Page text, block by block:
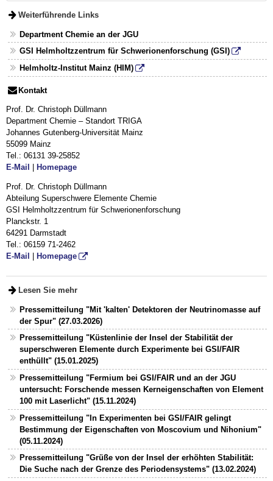
Weiterführende Links
Department Chemie an der JGU
GSI Helmholtzzentrum für Schwerionenforschung (GSI)
Helmholtz-Institut Mainz (HIM)
Kontakt
Prof. Dr. Christoph Düllmann
Department Chemie – Standort TRIGA
Johannes Gutenberg-Universität Mainz
55099 Mainz
Tel.: 06131 39-25852
E-Mail
Homepage
Prof. Dr. Christoph Düllmann
Abteilung Superschwere Elemente Chemie
GSI Helmholtzzentrum für Schwerionenforschung
Planckstr. 1
64291 Darmstadt
Tel.: 06159 71-2462
E-Mail
Homepage
Lesen Sie mehr
Pressemitteilung "Mit 'kalten' Detektoren der Neutrinomasse auf
der Spur" (27.03.2026)
Pressemitteilung "Küstenlinie der Insel der Stabilität der
superschweren Elemente durch Experimente bei GSI/FAIR
enthüllt" (15.01.2025)
Pressemitteilung "Fermium bei GSI/FAIR und an der JGU
untersucht: Forschende messen Kerneigenschaften von Element
100 mit Laserlicht" (15.11.2024)
Pressemitteilung "In Experimenten bei GSI/FAIR gelingt
Bestimmung der Eigenschaften von Moscovium und Nihonium"
(05.11.2024)
Pressemitteilung "Grüße von der Insel der erhöhten Stabilität:
Die Suche nach der Grenze des Periodensystems" (13.02.2024)